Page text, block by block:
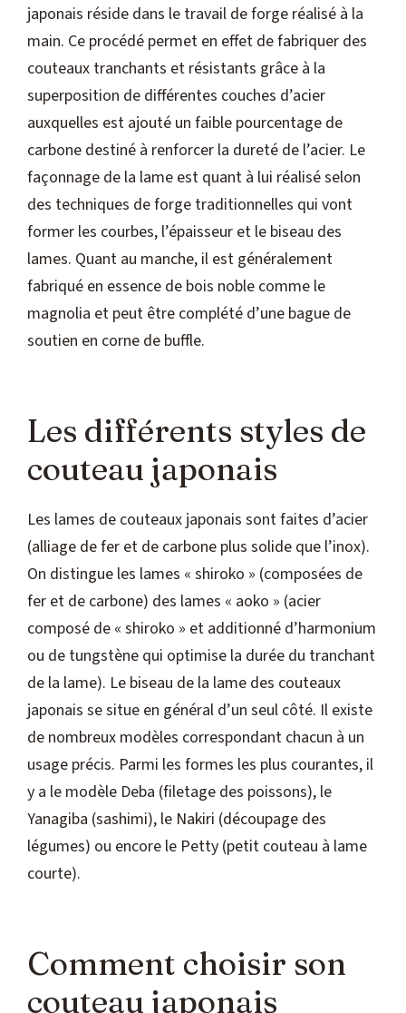
japonais réside dans le travail de forge réalisé à la
main. Ce procédé permet en effet de fabriquer des
couteaux tranchants et résistants grâce à la
superposition de différentes couches d’acier
auxquelles est ajouté un faible pourcentage de
carbone destiné à renforcer la dureté de l’acier. Le
façonnage de la lame est quant à lui réalisé selon
des techniques de forge traditionnelles qui vont
former les courbes, l’épaisseur et le biseau des
lames. Quant au manche, il est généralement
fabriqué en essence de bois noble comme le
magnolia et peut être complété d’une bague de
soutien en corne de buffle.
Les différents styles de
couteau japonais
Les lames de couteaux japonais sont faites d’acier
(alliage de fer et de carbone plus solide que l’inox).
On distingue les lames « shiroko » (composées de
fer et de carbone) des lames « aoko » (acier
composé de « shiroko » et additionné d’harmonium
ou de tungstène qui optimise la durée du tranchant
de la lame). Le biseau de la lame des couteaux
japonais se situe en général d’un seul côté. Il existe
de nombreux modèles correspondant chacun à un
usage précis. Parmi les formes les plus courantes, il
y a le modèle Deba (filetage des poissons), le
Yanagiba (sashimi), le Nakiri (découpage des
légumes) ou encore le Petty (petit couteau à lame
courte).
Comment choisir son
couteau japonais